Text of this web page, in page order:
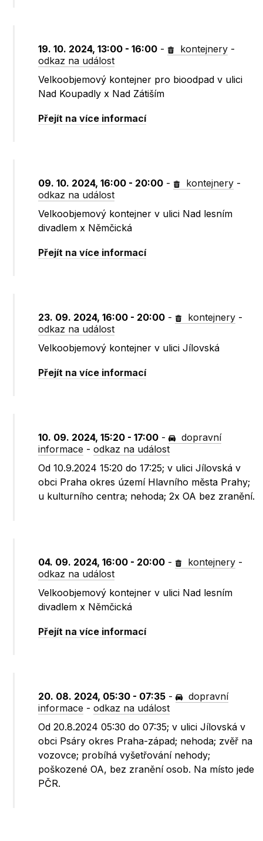
19. 10. 2024, 13:00 - 16:00 - kontejnery -
odkaz na událost
Velkoobjemový kontejner pro bioodpad v ulici
Nad Koupadly x Nad Zátiším
Přejít na více informací
09. 10. 2024, 16:00 - 20:00 - kontejnery -
odkaz na událost
Velkoobjemový kontejner v ulici Nad lesním
divadlem x Němčická
Přejít na více informací
23. 09. 2024, 16:00 - 20:00 - kontejnery -
odkaz na událost
Velkoobjemový kontejner v ulici Jílovská
Přejít na více informací
10. 09. 2024, 15:20 - 17:00 -
dopravní
informace -odkaz na událost
Od 10.9.2024 15:20 do 17:25; v ulici Jílovská v
obci Praha okres území Hlavního města Prahy;
u kulturního centra; nehoda; 2x OA bez zranění.
04. 09. 2024, 16:00 - 20:00 - kontejnery -
odkaz na událost
Velkoobjemový kontejner v ulici Nad lesním
divadlem x Němčická
Přejít na více informací
20. 08. 2024, 05:30 - 07:35 -
dopravní
informace -odkaz na událost
Od 20.8.2024 05:30 do 07:35; v ulici Jílovská v
obci Psáry okres Praha-západ; nehoda; zvěř na
vozovce; probíhá vyšetřování nehody;
poškozené OA, bez zranění osob. Na místo jede
PČR.